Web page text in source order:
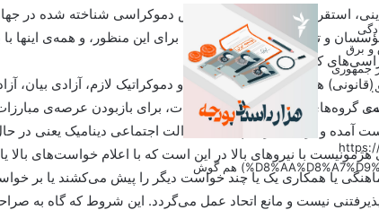
استقرار حاکمیت ملی بر اساس دموکراسی شناخته شده در
و تدوین قانون اساسی لازم برای این منظور، و همه‌ی اینها با
کلاسیک.
(قانونی) همه‌ی آزادی‌های سیاسی و دموکراتیک لازم، آزادی بیان،
گروه‌های مدنی، و آزادی اجتماعات، برای بازبودن عرصه‌ی
آمده و برای گذاردن پایه‌های عدالت اجتماعی دینامیک یعنی در
با نیروهای بالا در این است که با اعلام خواست‌های بالا
یا همکاری یک یا چند خواست دیگر را پیش می‌کشند یا بر
نیست و مانع اتحاد عمل می‌گردد. این شروط که گاه به
و برق
جمهوری
%D8%AA%D8%A7%D9%86-%D8%A8%D9%88%D8%AF%D8%AC%D9%87-id6179207?country=us&nojump=1) هم گوش